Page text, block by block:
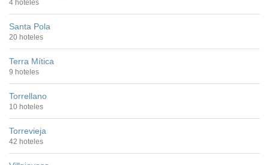
4 hoteles
Santa Pola
20 hoteles
Terra Mítica
9 hoteles
Torrellano
10 hoteles
Torrevieja
42 hoteles